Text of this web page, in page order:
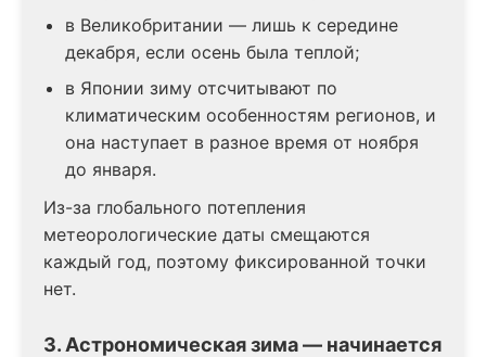
в Великобритании — лишь к середине
декабря, если осень была теплой;
в Японии зиму отсчитывают по
климатическим особенностям регионов, и
она наступает в разное время от ноября
до января.
Из-за глобального потепления
метеорологические даты смещаются
каждый год, поэтому фиксированной точки
нет.
3. Астрономическая зима — начинается